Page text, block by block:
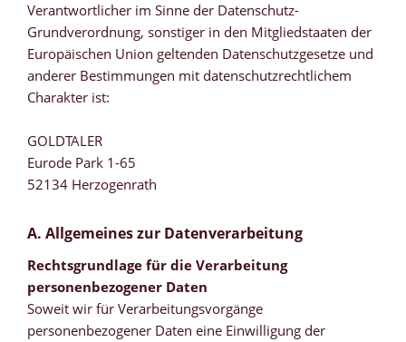
Verantwortlicher im Sinne der Datenschutz-
Grundverordnung, sonstiger in den Mitgliedstaaten der
Europäischen Union geltenden Datenschutzgesetze und
anderer Bestimmungen mit datenschutzrechtlichem
Charakter ist:
GOLDTALER
Eurode Park 1-65
52134 Herzogenrath
A. Allgemeines zur Datenverarbeitung
Rechtsgrundlage für die Verarbeitung
personenbezogener Daten
Soweit wir für Verarbeitungsvorgänge
personenbezogener Daten eine Einwilligung der